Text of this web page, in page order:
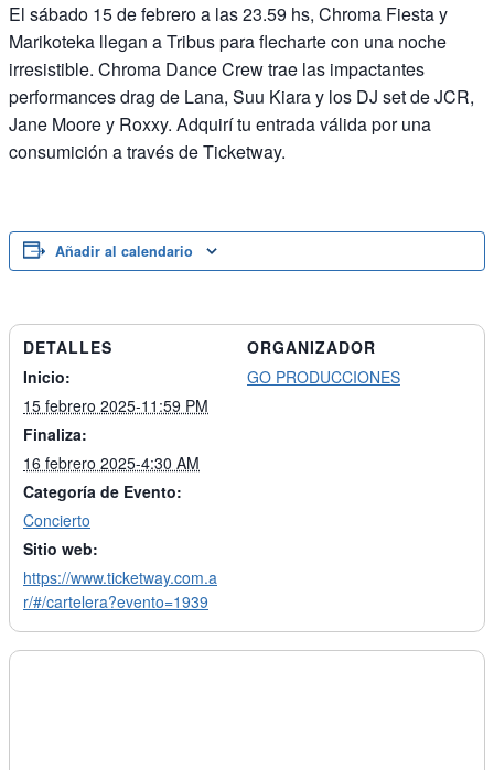
El sábado 15 de febrero a las 23.59 hs, Chroma Fiesta y
Marikoteka llegan a Tribus para flecharte con una noche
irresistible. Chroma Dance Crew trae las impactantes
performances drag de Lana, Suu Kiara y los DJ set de JCR,
Jane Moore y Roxxy. Adquirí tu entrada válida por una
consumición a través de Ticketway.
Añadir al calendario
DETALLES
Inicio:
15 febrero 2025-11:59 PM
Finaliza:
16 febrero 2025-4:30 AM
Categoría de Evento:
Concierto
Sitio web:
https://www.ticketway.com.a
r/#/cartelera?evento=1939
ORGANIZADOR
GO PRODUCCIONES